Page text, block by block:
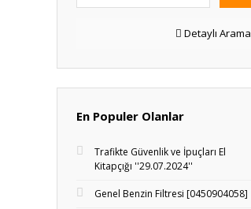
Detaylı Arama
En Populer Olanlar
Trafikte Güvenlik ve İpuçları El
Kitapçığı ''29.07.2024''
Genel Benzin Filtresi [0450904058]